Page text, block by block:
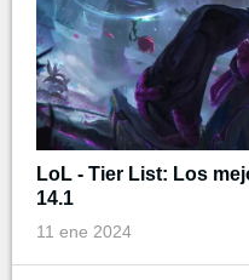
LoL - Tier List: Los
14.1
11 ene 2024